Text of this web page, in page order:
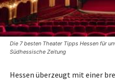
Die 7 besten Theater Tipps Hessen für
Südhessische Zeitung
Hessen überzeugt mit einer